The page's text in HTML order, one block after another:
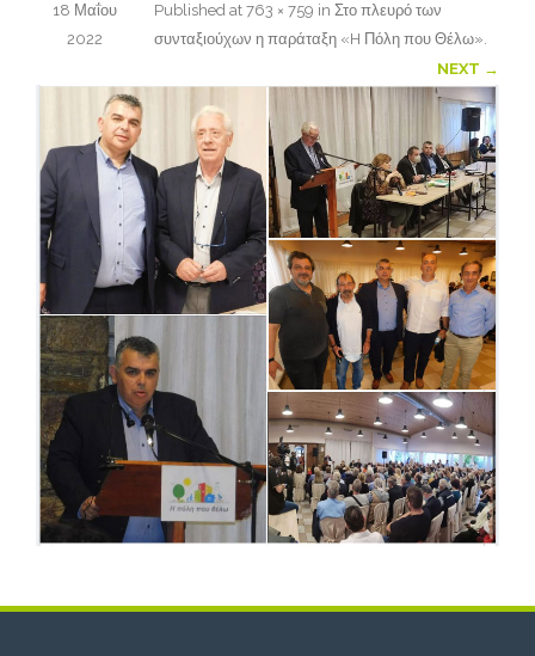
Published
18 Μαΐου
2022
at 763 × 759 in Στο πλευρό των
συνταξιούχων η παράταξη «H Πόλη που Θέλω».
NEXT →